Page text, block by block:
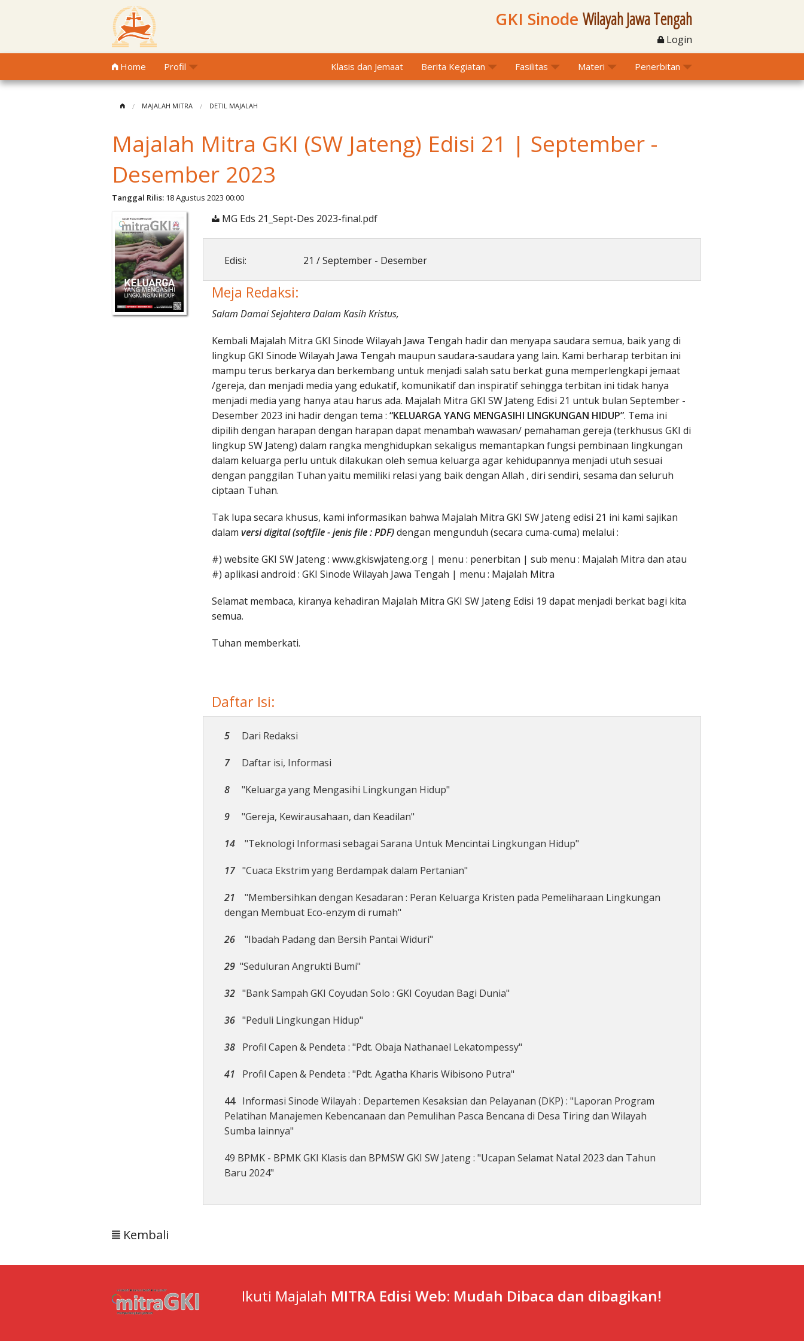
GKI Sinode Wilayah Jawa Tengah
Login
Home Profil Klasis dan Jemaat Berita Kegiatan Fasilitas Materi Penerbitan
MAJALAH MITRA DETIL MAJALAH
Majalah Mitra GKI (SW Jateng) Edisi 21 | September -
Desember 2023
Tanggal Rilis: 18 Agustus 2023 00:00
MG Eds 21_Sept-Des 2023-final.pdf
Edisi: 21 / September - Desember
Meja Redaksi:
Salam Damai Sejahtera Dalam Kasih Kristus,
Kembali Majalah Mitra GKI Sinode Wilayah Jawa Tengah hadir dan menyapa saudara semua, baik yang di
lingkup GKI Sinode Wilayah Jawa Tengah maupun saudara-saudara yang lain. Kami berharap terbitan ini
mampu terus berkarya dan berkembang untuk menjadi salah satu berkat guna memperlengkapi jemaat
/gereja, dan menjadi media yang edukatif, komunikatif dan inspiratif sehingga terbitan ini tidak hanya
menjadi media yang hanya atau harus ada. Majalah Mitra GKI SW Jateng Edisi 21 untuk bulan September -
Desember 2023 ini hadir dengan tema : “KELUARGA YANG MENGASIHI LINGKUNGAN HIDUP”. Tema ini
dipilih dengan harapan dengan harapan dapat menambah wawasan/ pemahaman gereja (terkhusus GKI di
lingkup SW Jateng) dalam rangka menghidupkan sekaligus memantapkan fungsi pembinaan lingkungan
dalam keluarga perlu untuk dilakukan oleh semua keluarga agar kehidupannya menjadi utuh sesuai
dengan panggilan Tuhan yaitu memiliki relasi yang baik dengan Allah , diri sendiri, sesama dan seluruh
ciptaan Tuhan.
Tak lupa secara khusus, kami informasikan bahwa Majalah Mitra GKI SW Jateng edisi 21 ini kami sajikan
dalam versi digital (softfile - jenis file : PDF)dengan mengunduh (secara cuma-cuma) melalui :
#) website GKI SW Jateng : www.gkiswjateng.org | menu : penerbitan | sub menu : Majalah Mitra dan atau
#) aplikasi android : GKI Sinode Wilayah Jawa Tengah | menu : Majalah Mitra
Selamat membaca, kiranya kehadiran Majalah Mitra GKI SW Jateng Edisi 19 dapat menjadi berkat bagi kita
semua.
Tuhan memberkati.
Daftar Isi:
5 Dari Redaksi
7 Daftar isi, Informasi
8"Keluarga yang Mengasihi Lingkungan Hidup"
9"Gereja, Kewirausahaan, dan Keadilan"
14"Teknologi Informasi sebagai Sarana Untuk Mencintai Lingkungan Hidup"
17"Cuaca Ekstrim yang Berdampak dalam Pertanian"
21 "Membersihkan dengan Kesadaran : Peran Keluarga Kristen pada Pemeliharaan Lingkungan
dengan Membuat Eco-enzym di rumah"
26"Ibadah Padang dan Bersih Pantai Widuri"
29"Seduluran Angrukti Bumi"
32"Bank Sampah GKI Coyudan Solo : GKI Coyudan Bagi Dunia"
36 "Peduli Lingkungan Hidup"
38 Profil Capen & Pendeta : "Pdt. Obaja Nathanael Lekatompessy"
41 Profil Capen & Pendeta : "Pdt. Agatha Kharis Wibisono Putra"
44Informasi Sinode Wilayah : Departemen Kesaksian dan Pelayanan (DKP) : "Laporan Program
Pelatihan Manajemen Kebencanaan dan Pemulihan Pasca Bencana di Desa Tiring dan Wilayah
Sumba lainnya"
49 BPMK - BPMK GKI Klasis dan BPMSW GKI SW Jateng : "Ucapan Selamat Natal 2023 dan Tahun
Baru 2024"
Kembali
Ikuti Majalah MITRA Edisi Web: Mudah Dibaca dan dibagikan!